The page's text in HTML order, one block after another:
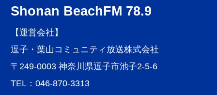
Shonan BeachFM 78.9
【運営会社】
逗子・葉山コミュニティ放送株式会社
〒249-0003 神奈川県逗子市池子2-5-6
TEL：046-870-3313